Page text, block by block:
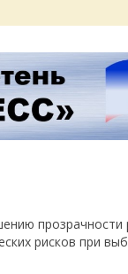
прозрачности
рисков при